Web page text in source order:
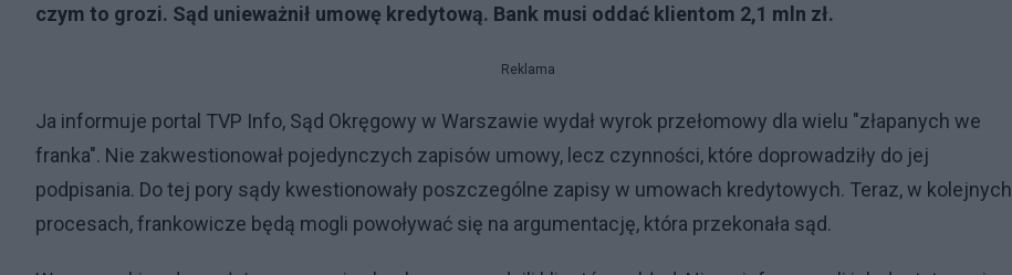
czym to grozi. Sąd unieważnił umowę kredytową. Bank musi oddać klientom 2,1 mln zł.
Reklama
Ja informuje portal TVP Info, Sąd Okręgowy w Warszawie wydał wyrok przełomowy dla wielu "złapanych we
franka". Nie zakwestionował pojedynczych zapisów umowy, lecz czynności, które doprowadziły do jej
podpisania. Do tej pory sądy kwestionowały poszczególne zapisy w umowach kredytowych. Teraz, w kolejnych
procesach, frankowicze będą mogli powoływać się na argumentację, która przekonała sąd.